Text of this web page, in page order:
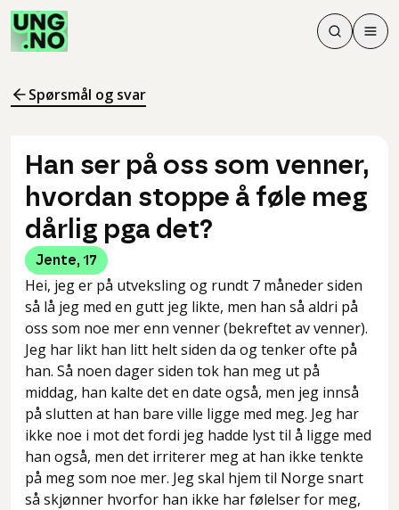
Søk
Søk
Meny
Spørsmål og svar
Han ser på oss som venner,
hvordan stoppe å føle meg
dårlig pga det?
Jente, 17
Hei, jeg er på utveksling og rundt 7 måneder siden
så lå jeg med en gutt jeg likte, men han så aldri på
oss som noe mer enn venner (bekreftet av venner).
Jeg har likt han litt helt siden da og tenker ofte på
han. Så noen dager siden tok han meg ut på
middag, han kalte det en date også, men jeg innså
på slutten at han bare ville ligge med meg. Jeg har
ikke noe i mot det fordi jeg hadde lyst til å ligge med
han også, men det irriterer meg at han ikke tenkte
på meg som noe mer. Jeg skal hjem til Norge snart
så skjønner hvorfor han ikke har følelser for meg,